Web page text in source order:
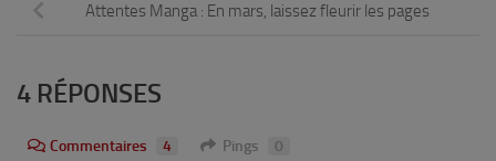
Attentes Manga : En mars, laissez fleurir les pages
4 RÉPONSES
Commentaires 4 Pings 0